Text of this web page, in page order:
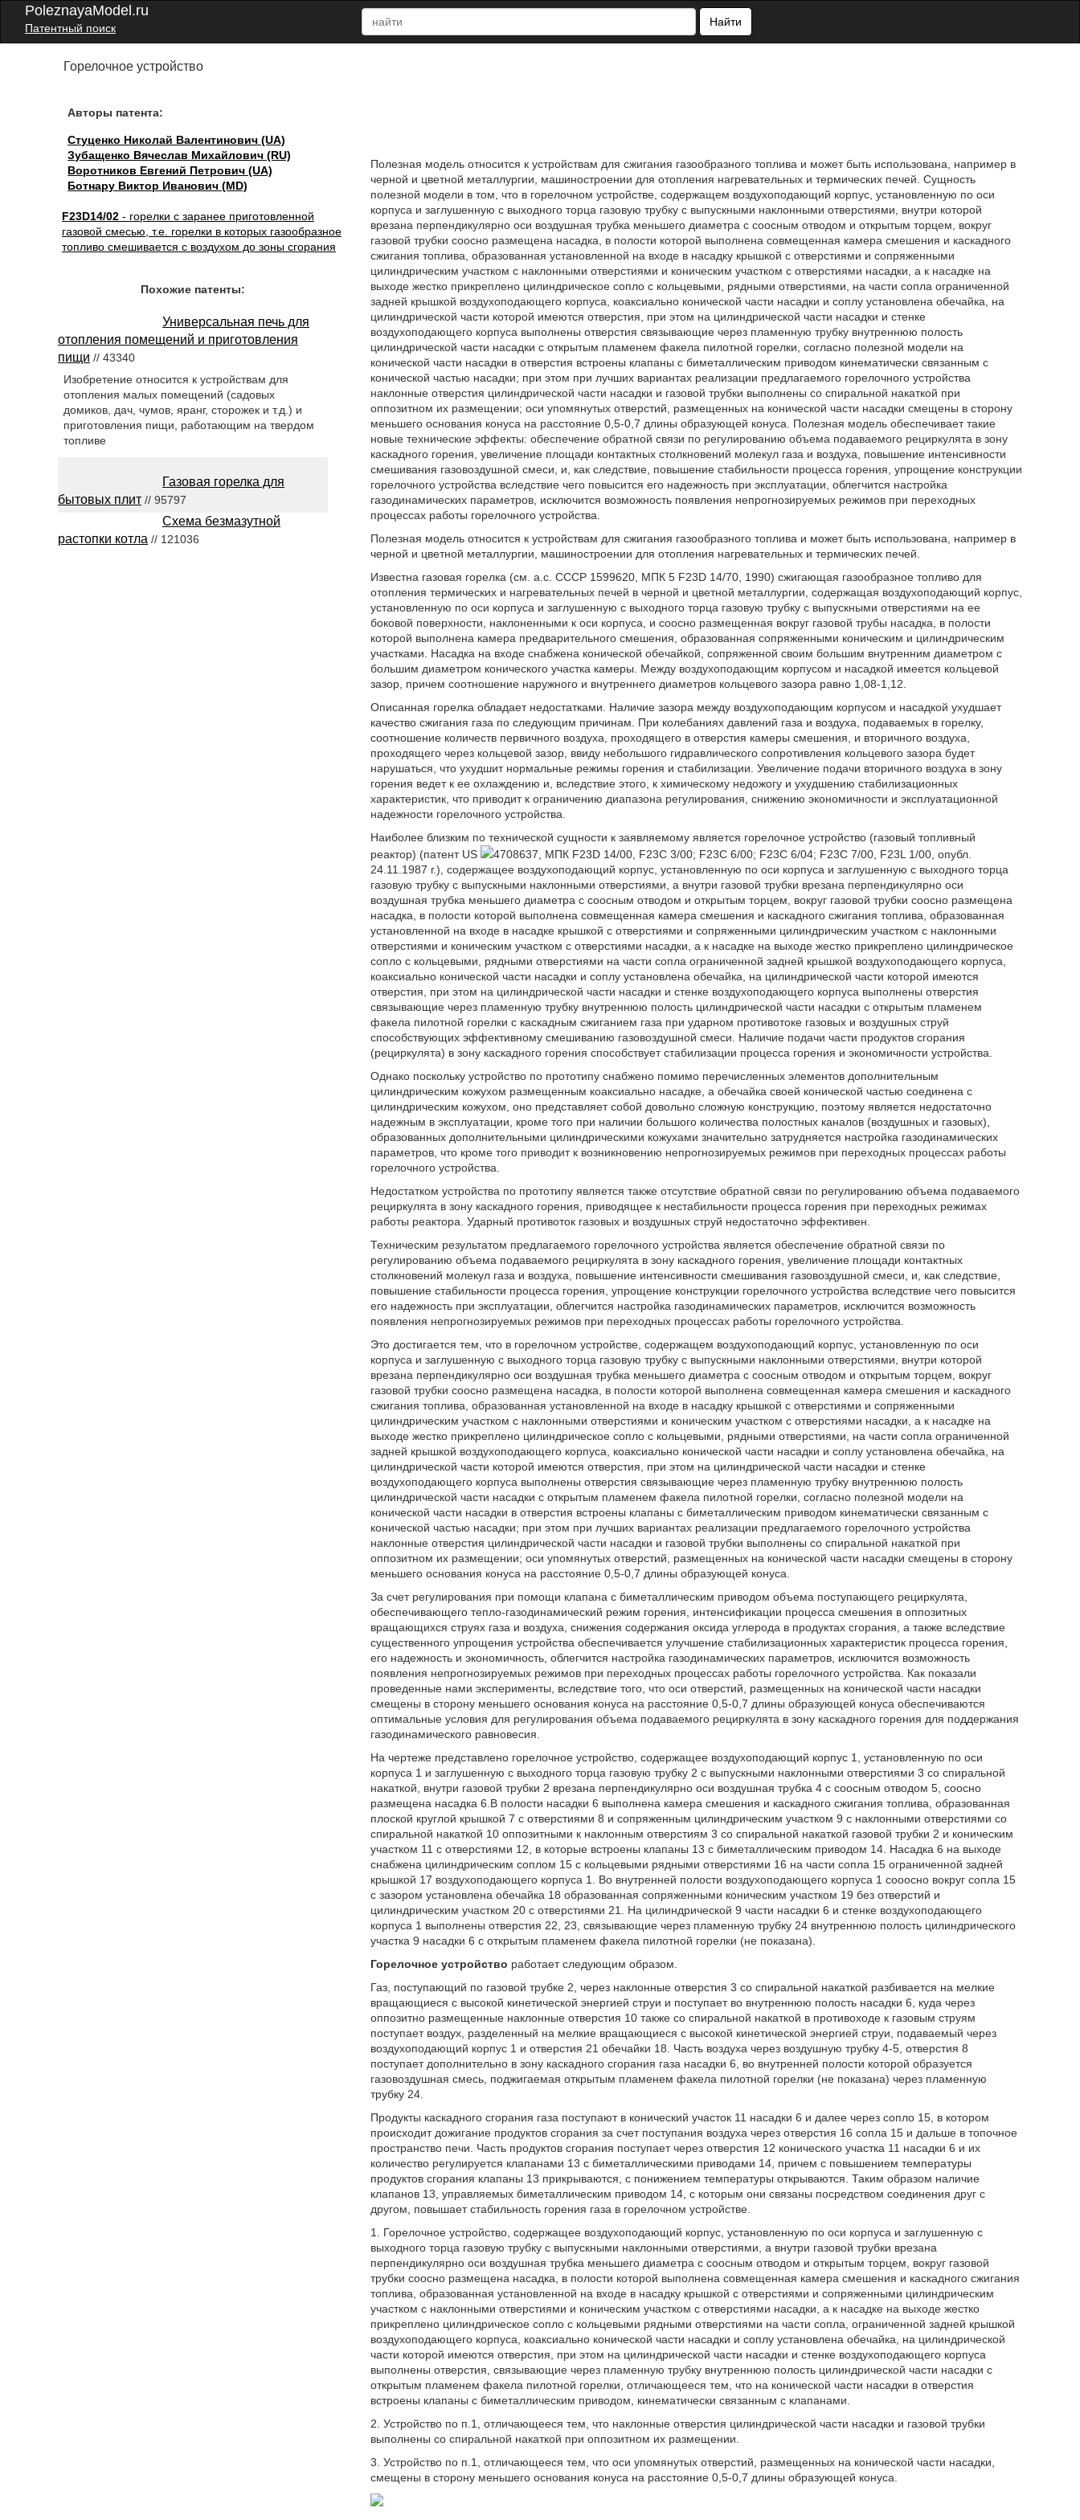
PoleznayaModel.ru
Патентный поиск
Найти
Горелочное устройство
Авторы патента:
Стуценко Николай Валентинович (UA)
Зубащенко Вячеслав Михайлович (RU)
Воротников Евгений Петрович (UA)
Ботнару Виктор Иванович (MD)
F23D14/02 - горелки с заранее приготовленной
газовой смесью, т.е. горелки в которых газообразное
топливо смешивается с воздухом до зоны сгорания
Полезная модель относится к устройствам для сжигания газообразного топлива и может быть использована, например в
черной и цветной металлургии, машиностроении для отопления нагревательных и термических печей. Сущность
полезной модели в том, что в горелочном устройстве, содержащем воздухоподающий корпус, установленную по оси
корпуса и заглушенную с выходного торца газовую трубку с выпускными наклонными отверстиями, внутри которой
врезана перпендикулярно оси воздушная трубка меньшего диаметра с соосным отводом и открытым торцем, вокруг
газовой трубки соосно размещена насадка, в полости которой выполнена совмещенная камера смешения и каскадного
сжигания топлива, образованная установленной на входе в насадку крышкой с отверстиями и сопряженными
цилиндрическим участком с наклонными отверстиями и коническим участком с отверстиями насадки, а к насадке на
выходе жестко прикреплено цилиндрическое сопло с кольцевыми, рядными отверстиями, на части сопла ограниченной
задней крышкой воздухоподающего корпуса, коаксиально конической части насадки и соплу установлена обечайка, на
цилиндрической части которой имеются отверстия, при этом на цилиндрической части насадки и стенке
воздухоподающего корпуса выполнены отверстия связывающие через пламенную трубку внутреннюю полость
цилиндрической части насадки с открытым пламенем факела пилотной горелки, согласно полезной модели на
конической части насадки в отверстия встроены клапаны с биметаллическим приводом кинематически связанным с
конической частью насадки; при этом при лучших вариантах реализации предлагаемого горелочного устройства
наклонные отверстия цилиндрической части насадки и газовой трубки выполнены со спиральной накаткой при
оппозитном их размещении; оси упомянутых отверстий, размещенных на конической части насадки смещены в сторону
меньшего основания конуса на расстояние 0,5-0,7 длины образующей конуса. Полезная модель обеспечивает такие
новые технические эффекты: обеспечение обратной связи по регулированию объема подаваемого рециркулята в зону
каскадного горения, увеличение площади контактных столкновений молекул газа и воздуха, повышение интенсивности
смешивания газовоздушной смеси, и, как следствие, повышение стабильности процесса горения, упрощение конструкции
горелочного устройства вследствие чего повысится его надежность при эксплуатации, облегчится настройка
газодинамических параметров, исключится возможность появления непрогнозируемых режимов при переходных
процессах работы горелочного устройства.
Полезная модель относится к устройствам для сжигания газообразного топлива и может быть использована, например в
черной и цветной металлургии, машиностроении для отопления нагревательных и термических печей.
Известна газовая горелка (см. а.с. СССР 1599620, МПК 5 F23D 14/70, 1990) сжигающая газообразное топливо для
отопления термических и нагревательных печей в черной и цветной металлургии, содержащая воздухоподающий корпус,
установленную по оси корпуса и заглушенную с выходного торца газовую трубку с выпускными отверстиями на ее
боковой поверхности, наклоненными к оси корпуса, и соосно размещенная вокруг газовой трубы насадка, в полости
которой выполнена камера предварительного смешения, образованная сопряженными коническим и цилиндрическим
участками. Насадка на входе снабжена конической обечайкой, сопряженной своим большим внутренним диаметром с
большим диаметром конического участка камеры. Между воздухоподающим корпусом и насадкой имеется кольцевой
зазор, причем соотношение наружного и внутреннего диаметров кольцевого зазора равно 1,08-1,12.
Описанная горелка обладает недостатками. Наличие зазора между воздухоподающим корпусом и насадкой ухудшает
качество сжигания газа по следующим причинам. При колебаниях давлений газа и воздуха, подаваемых в горелку,
соотношение количеств первичного воздуха, проходящего в отверстия камеры смешения, и вторичного воздуха,
проходящего через кольцевой зазор, ввиду небольшого гидравлического сопротивления кольцевого зазора будет
нарушаться, что ухудшит нормальные режимы горения и стабилизации. Увеличение подачи вторичного воздуха в зону
горения ведет к ее охлаждению и, вследствие этого, к химическому недожогу и ухудшению стабилизационных
характеристик, что приводит к ограничению диапазона регулирования, снижению экономичности и эксплуатационной
надежности горелочного устройства.
Наиболее близким по технической сущности к заявляемому является горелочное устройство (газовый топливный
реактор) (патент US
4708637, МПК F23D 14/00, F23C 3/00; F23C 6/00; F23C 6/04; F23C 7/00, F23L 1/00, опубл.
24.11.1987 г.), содержащее воздухоподающий корпус, установленную по оси корпуса и заглушенную с выходного торца
газовую трубку с выпускными наклонными отверстиями, а внутри газовой трубки врезана перпендикулярно оси
воздушная трубка меньшего диаметра с соосным отводом и открытым торцем, вокруг газовой трубки соосно размещена
насадка, в полости которой выполнена совмещенная камера смешения и каскадного сжигания топлива, образованная
установленной на входе в насадке крышкой с отверстиями и сопряженными цилиндрическим участком с наклонными
отверстиями и коническим участком с отверстиями насадки, а к насадке на выходе жестко прикреплено цилиндрическое
сопло с кольцевыми, рядными отверстиями на части сопла ограниченной задней крышкой воздухоподающего корпуса,
коаксиально конической части насадки и соплу установлена обечайка, на цилиндрической части которой имеются
отверстия, при этом на цилиндрической части насадки и стенке воздухоподающего корпуса выполнены отверстия
связывающие через пламенную трубку внутреннюю полость цилиндрической части насадки с открытым пламенем
факела пилотной горелки с каскадным сжиганием газа при ударном противотоке газовых и воздушных струй
способствующих эффективному смешиванию газовоздушной смеси. Наличие подачи части продуктов сгорания
(рециркулята) в зону каскадного горения способствует стабилизации процесса горения и экономичности устройства.
Однако поскольку устройство по прототипу снабжено помимо перечисленных элементов дополнительным
цилиндрическим кожухом размещенным коаксиально насадке, а обечайка своей конической частью соединена с
цилиндрическим кожухом, оно представляет собой довольно сложную конструкцию, поэтому является недостаточно
надежным в эксплуатации, кроме того при наличии большого количества полостных каналов (воздушных и газовых),
образованных дополнительными цилиндрическими кожухами значительно затрудняется настройка газодинамических
параметров, что кроме того приводит к возникновению непрогнозируемых режимов при переходных процессах работы
горелочного устройства.
Недостатком устройства по прототипу является также отсутствие обратной связи по регулированию объема подаваемого
рециркулята в зону каскадного горения, приводящее к нестабильности процесса горения при переходных режимах
работы реактора. Ударный противоток газовых и воздушных струй недостаточно эффективен.
Техническим результатом предлагаемого горелочного устройства является обеспечение обратной связи по
регулированию объема подаваемого рециркулята в зону каскадного горения, увеличение площади контактных
столкновений молекул газа и воздуха, повышение интенсивности смешивания газовоздушной смеси, и, как следствие,
повышение стабильности процесса горения, упрощение конструкции горелочного устройства вследствие чего повысится
его надежность при эксплуатации, облегчится настройка газодинамических параметров, исключится возможность
появления непрогнозируемых режимов при переходных процессах работы горелочного устройства.
Это достигается тем, что в горелочном устройстве, содержащем воздухоподающий корпус, установленную по оси
корпуса и заглушенную с выходного торца газовую трубку с выпускными наклонными отверстиями, внутри которой
врезана перпендикулярно оси воздушная трубка меньшего диаметра с соосным отводом и открытым торцем, вокруг
газовой трубки соосно размещена насадка, в полости которой выполнена совмещенная камера смешения и каскадного
сжигания топлива, образованная установленной на входе в насадку крышкой с отверстиями и сопряженными
цилиндрическим участком с наклонными отверстиями и коническим участком с отверстиями насадки, а к насадке на
выходе жестко прикреплено цилиндрическое сопло с кольцевыми, рядными отверстиями, на части сопла ограниченной
задней крышкой воздухоподающего корпуса, коаксиально конической части насадки и соплу установлена обечайка, на
цилиндрической части которой имеются отверстия, при этом на цилиндрической части насадки и стенке
воздухоподающего корпуса выполнены отверстия связывающие через пламенную трубку внутреннюю полость
цилиндрической части насадки с открытым пламенем факела пилотной горелки, согласно полезной модели на
конической части насадки в отверстия встроены клапаны с биметаллическим приводом кинематически связанным с
конической частью насадки; при этом при лучших вариантах реализации предлагаемого горелочного устройства
наклонные отверстия цилиндрической части насадки и газовой трубки выполнены со спиральной накаткой при
оппозитном их размещении; оси упомянутых отверстий, размещенных на конической части насадки смещены в сторону
меньшего основания конуса на расстояние 0,5-0,7 длины образующей конуса.
За счет регулирования при помощи клапана с биметаллическим приводом объема поступающего рециркулята,
обеспечивающего тепло-газодинамический режим горения, интенсификации процесса смешения в оппозитных
вращающихся струях газа и воздуха, снижения содержания оксида углерода в продуктах сгорания, а также вследствие
существенного упрощения устройства обеспечивается улучшение стабилизационных характеристик процесса горения,
его надежность и экономичность, облегчится настройка газодинамических параметров, исключится возможность
появления непрогнозируемых режимов при переходных процессах работы горелочного устройства. Как показали
проведенные нами эксперименты, вследствие того, что оси отверстий, размещенных на конической части насадки
смещены в сторону меньшего основания конуса на расстояние 0,5-0,7 длины образующей конуса обеспечиваются
оптимальные условия для регулирования объема подаваемого рециркулята в зону каскадного горения для поддержания
газодинамического равновесия.
На чертеже представлено горелочное устройство, содержащее воздухоподающий корпус 1, установленную по оси
корпуса 1 и заглушенную с выходного торца газовую трубку 2 с выпускными наклонными отверстиями 3 со спиральной
накаткой, внутри газовой трубки 2 врезана перпендикулярно оси воздушная трубка 4 с соосным отводом 5, соосно
размещена насадка 6.В полости насадки 6 выполнена камера смешения и каскадного сжигания топлива, образованная
плоской круглой крышкой 7 с отверстиями 8 и сопряженным цилиндрическим участком 9 с наклонными отверстиями со
спиральной накаткой 10 оппозитными к наклонным отверстиям 3 со спиральной накаткой газовой трубки 2 и коническим
участком 11 с отверстиями 12, в которые встроены клапаны 13 с биметаллическим приводом 14. Насадка 6 на выходе
снабжена цилиндрическим соплом 15 с кольцевыми рядными отверстиями 16 на части сопла 15 ограниченной задней
крышкой 17 воздухоподающего корпуса 1. Во внутренней полости воздухоподающего корпуса 1 сооосно вокруг сопла 15
с зазором установлена обечайка 18 образованная сопряженными коническим участком 19 без отверстий и
цилиндрическим участком 20 с отверстиями 21. На цилиндрической 9 части насадки 6 и стенке воздухоподающего
корпуса 1 выполнены отверстия 22, 23, связывающие через пламенную трубку 24 внутреннюю полость цилиндрического
участка 9 насадки 6 с открытым пламенем факела пилотной горелки (не показана).
Горелочное устройство работает следующим образом.
Газ, поступающий по газовой трубке 2, через наклонные отверстия 3 со спиральной накаткой разбивается на мелкие
вращающиеся с высокой кинетической энергией струи и поступает во внутреннюю полость насадки 6, куда через
оппозитно размещенные наклонные отверстия 10 также со спиральной накаткой в противоходе к газовым струям
поступает воздух, разделенный на мелкие вращающиеся с высокой кинетической энергией струи, подаваемый через
воздухоподающий корпус 1 и отверстия 21 обечайки 18. Часть воздуха через воздушную трубку 4-5, отверстия 8
поступает дополнительно в зону каскадного сгорания газа насадки 6, во внутренней полости которой образуется
газовоздушная смесь, поджигаемая открытым пламенем факела пилотной горелки (не показана) через пламенную
трубку 24.
Продукты каскадного сгорания газа поступают в конический участок 11 насадки 6 и далее через сопло 15, в котором
происходит дожигание продуктов сгорания за счет поступания воздуха через отверстия 16 сопла 15 и дальше в топочное
пространство печи. Часть продуктов сгорания поступает через отверстия 12 конического участка 11 насадки 6 и их
количество регулируется клапанами 13 с биметаллическими приводами 14, причем с повышением температуры
продуктов сгорания клапаны 13 прикрываются, с понижением температуры открываются. Таким образом наличие
клапанов 13, управляемых биметаллическим приводом 14, с которым они связаны посредством соединения друг с
другом, повышает стабильность горения газа в горелочном устройстве.
1. Горелочное устройство, содержащее воздухоподающий корпус, установленную по оси корпуса и заглушенную с
выходного торца газовую трубку с выпускными наклонными отверстиями, а внутри газовой трубки врезана
перпендикулярно оси воздушная трубка меньшего диаметра с соосным отводом и открытым торцем, вокруг газовой
трубки соосно размещена насадка, в полости которой выполнена совмещенная камера смешения и каскадного сжигания
топлива, образованная установленной на входе в насадку крышкой с отверстиями и сопряженными цилиндрическим
участком с наклонными отверстиями и коническим участком с отверстиями насадки, а к насадке на выходе жестко
прикреплено цилиндрическое сопло с кольцевыми рядными отверстиями на части сопла, ограниченной задней крышкой
воздухоподающего корпуса, коаксиально конической части насадки и соплу установлена обечайка, на цилиндрической
части которой имеются отверстия, при этом на цилиндрической части насадки и стенке воздухоподающего корпуса
выполнены отверстия, связывающие через пламенную трубку внутреннюю полость цилиндрической части насадки с
открытым пламенем факела пилотной горелки, отличающееся тем, что на конической части насадки в отверстия
встроены клапаны с биметаллическим приводом, кинематически связанным с клапанами.
2. Устройство по п.1, отличающееся тем, что наклонные отверстия цилиндрической части насадки и газовой трубки
выполнены со спиральной накаткой при оппозитном их размещении.
3. Устройство по п.1, отличающееся тем, что оси упомянутых отверстий, размещенных на конической части насадки,
смещены в сторону меньшего основания конуса на расстояние 0,5-0,7 длины образующей конуса.
Похожие патенты:
Универсальная печь для
отопления помещений и приготовления
пищи // 43340
Изобретение относится к устройствам для
отопления малых помещений (садовых
домиков, дач, чумов, яранг, сторожек и т.д.) и
приготовления пищи, работающим на твердом
топливе
Газовая горелка для
бытовых плит // 95797
Схема безмазутной
растопки котла // 121036